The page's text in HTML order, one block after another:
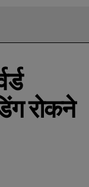
रोकने